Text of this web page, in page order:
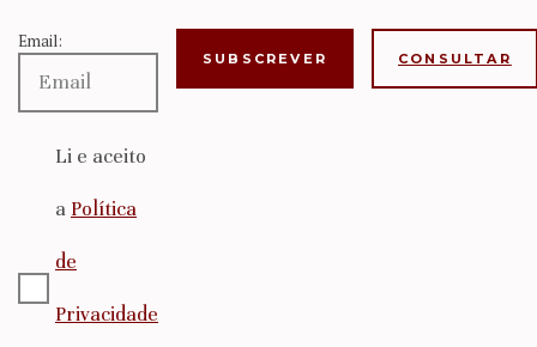
Email:
Li e aceito
a Política
de
Privacidade
CONSULTAR